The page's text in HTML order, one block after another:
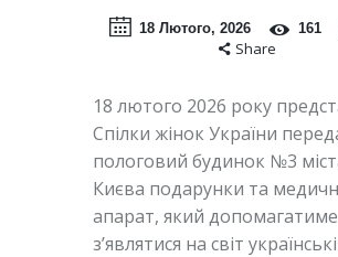
18 Лютого, 2026 161
Share
18 лютого 2026 року
Спілки жінок України
пологовий будинок №3
Києва подарунки та
апарат, який допомагатиме
з’являтися на світ